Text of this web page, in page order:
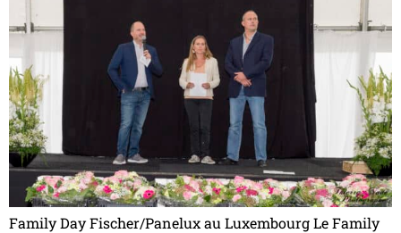
Family Day Fischer/Panelux au Luxembourg Le Family